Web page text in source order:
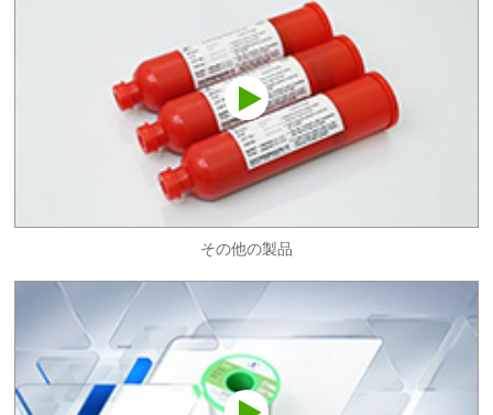
その他の製品